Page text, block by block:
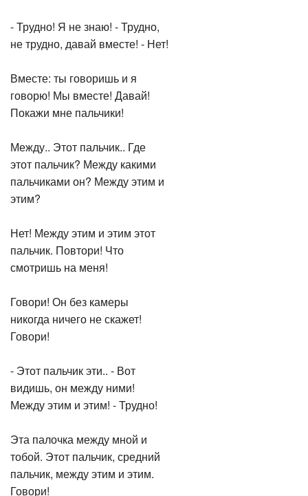
- Трудно! Я не знаю! - Трудно,
не трудно, давай вместе! - Нет!
Вместе: ты говоришь и я
говорю! Мы вместе! Давай!
Покажи мне пальчики!
Между.. Этот пальчик.. Где
этот пальчик? Между какими
пальчиками он? Между этим и
этим?
Нет! Между этим и этим этот
пальчик. Повтори! Что
смотришь на меня!
Говори! Он без камеры
никогда ничего не скажет!
Говори!
- Этот пальчик эти.. - Вот
видишь, он между ними!
Между этим и этим! - Трудно!
Эта палочка между мной и
тобой. Этот пальчик, средний
пальчик, между этим и этим.
Говори!